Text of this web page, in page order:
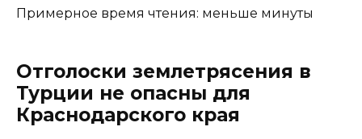
Примерное время чтения: меньше минуты
Отголоски землетрясения в
Турции не опасны для
Краснодарского края